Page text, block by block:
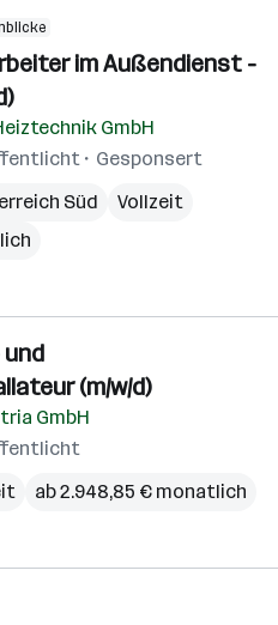
im Außendienst -
GmbH
Gesponsert
Süd
Vollzeit
und
(m/w/d)
GmbH
ab 2.948,85 € monatlich